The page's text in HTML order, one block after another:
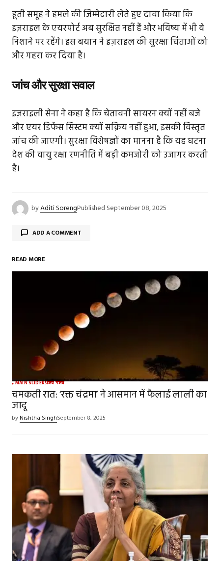
हूती समूह ने हमले की जिम्मेदारी लेते हुए दावा किया कि
इज़राइल के एयरपोर्ट अब सुरक्षित नहीं हैं और भविष्य में भी वे
निशाने पर रहेंगे। इस बयान ने इज़राइल की सुरक्षा चिंताओं को
और गहरा कर दिया है।
जांच और सुरक्षा सवाल
इज़राइली सेना ने कहा है कि चेतावनी सायरन क्यों नहीं बजे
और एयर डिफेंस सिस्टम क्यों सक्रिय नहीं हुआ, इसकी विस्तृत
जांच की जाएगी। सुरक्षा विशेषज्ञों का मानना है कि यह घटना
देश की वायु रक्षा रणनीति में बड़ी कमजोरी को उजागर करती
है।
byAditi SorengPublished September 08, 2025
ADD A COMMENT
Your email address will not be published.Required
Your Name
browser for the next time I comment.
SUBMIT COMMENT
READ MORE
MAIN SLIDERअजब गजब
चमकती रात: ‘रक्त चंद्रमा’ ने आसमान में फैलाई लाली का
जादू
by Nishtha SinghSeptember 8, 2025